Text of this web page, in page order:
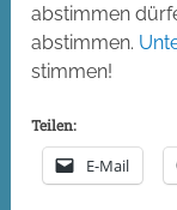
abstimmen
abstimmen.
stimmen!
Teilen:
E-Mail